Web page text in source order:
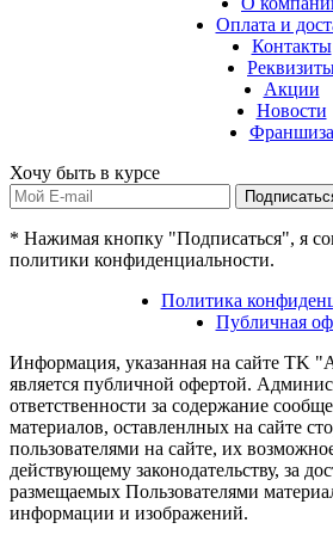
Оплата и
Контакты
Акции
Новости
Франшиза
Хочу быть в курсе
* Нажимая кнопку "Подписаться", я
политики конфиденциальности.
Политика
Публичная
Информация, указанная на сайте TK
является публичной офертой.
ответственности за содержание
материалов, оставленлных на сайте
пользователями на сайте, их
действующему законодательству, за
размещаемых Пользователями
информации и изображений.